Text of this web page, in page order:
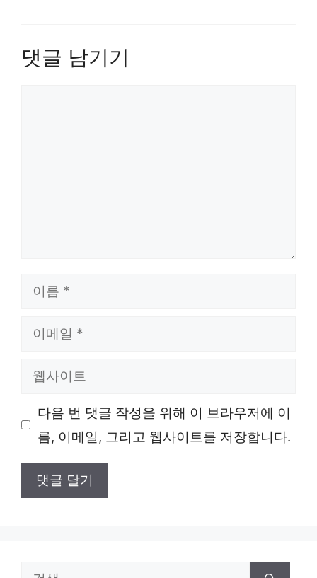
댓글 남기기
일
이 다음 번 댓글 작성을 위해 이 브라우저에 이
름, 이메일, 그리고 웹사이트를 저장합니다.